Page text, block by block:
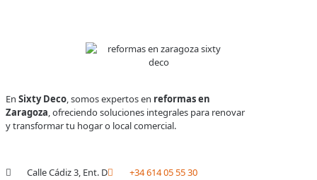
En Sixty Deco, somos expertos en reformas en
Zaragoza, ofreciendo soluciones integrales para renovar
y transformar tu hogar o local comercial.
Calle Cádiz 3, Ent. D +34 614 05 55 30